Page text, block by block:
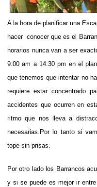
A la hora de planificar una
hacer conocer que es el
horarios nunca van a ser
9:00 am a 14:30 pm en el
que tenemos que intentar no
requiere estar concentrado
accidentes que ocurren en
ritmo que nos lleva a
necesarias.Por lo tanto si
tope sin prisas.
Por otro lado los Barrancos
y si se puede es mejor ir